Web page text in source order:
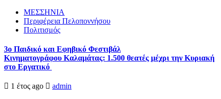
ΜΕΣΣΗΝΙΑ
Περιφέρεια Πελοποννήσου
Πολιτισμός
3ο Παιδικό και Εφηβικό Φεστιβάλ
Κινηματογράφου Καλαμάτας: 1.500 θεατές μέχρι την Κυριακή
στο Εργατικό
1 έτος ago admin